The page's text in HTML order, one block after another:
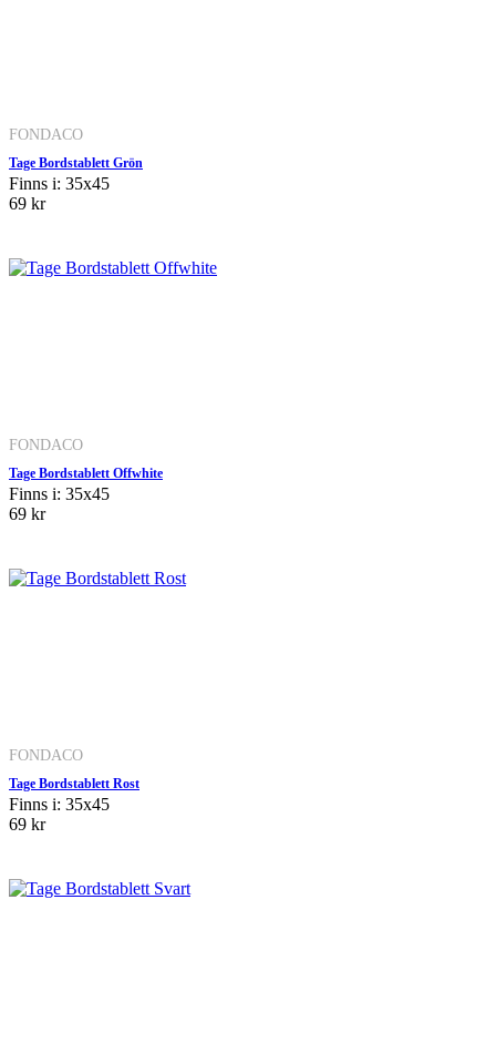
FONDACO
Tage Bordstablett Grön
Finns i: 35x45
69 kr
FONDACO
Tage Bordstablett Offwhite
Finns i: 35x45
69 kr
FONDACO
Tage Bordstablett Rost
Finns i: 35x45
69 kr